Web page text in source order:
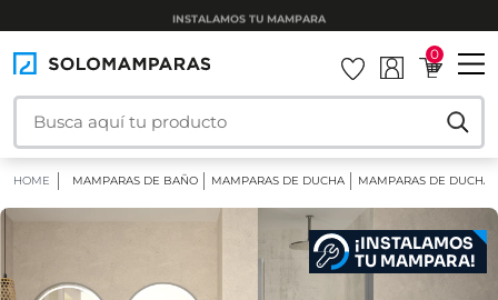
INSTALAMOS TU MAMPARA
0
HOME MAMPARAS DE BAÑO MAMPARAS DE DUCHA MAMPARAS DE DUCHA
¡INSTALAMOS
TU MAMPARA!